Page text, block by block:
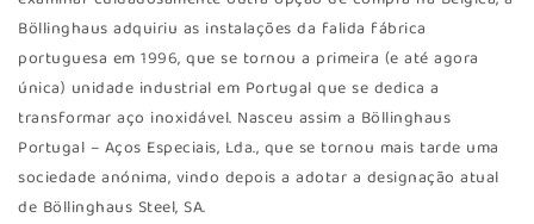
Böllinghaus adquiriu as instalações da falida fábrica
portuguesa em 1996, que se tornou a primeira (e até agora
única) unidade industrial em Portugal que se dedica a
transformar aço inoxidável. Nasceu assim a Böllinghaus
Portugal – Aços Especiais, Lda., que se tornou mais tarde uma
sociedade anónima, vindo depois a adotar a designação atual
de Böllinghaus Steel, SA.